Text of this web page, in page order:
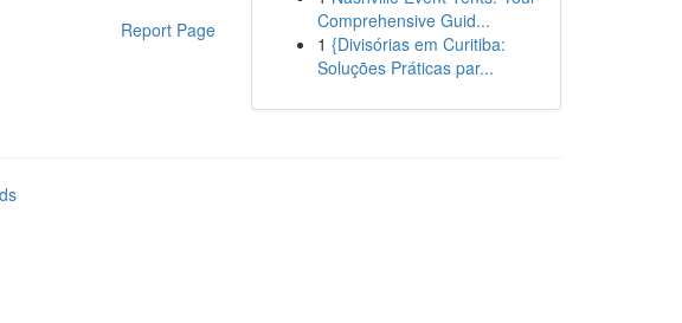
Report Page
Comprehensive Guid...
1 {Divisórias em Curitiba:
Soluções Práticas par...